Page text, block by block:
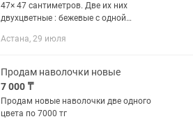
47× 47 сантиметров. Две их них
двухцветные : бежевые с одной
стороны. А три наволочки одинаковые
Астана, 29 июля
Продам наволочки новые
7 000 ₸
Продам новые наволочки две одного
цвета по 7000 тг